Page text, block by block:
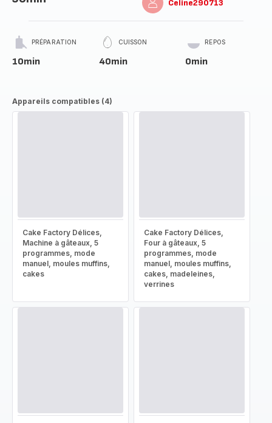
Celine290713
PRÉPARATION
10min
CUISSON
40min
REPOS
0min
Appareils compatibles (4)
Cake Factory Délices,
Machine à gâteaux, 5
programmes, mode
manuel, moules muffins,
cakes
Cake Factory Délices,
Four à gâteaux, 5
programmes, mode
manuel, moules muffins,
cakes, madeleines,
verrines